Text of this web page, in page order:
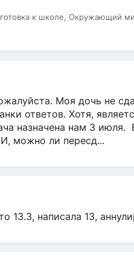
к школе, Окружающий
Моя дочь не
ответов. Хотя,
назначена нам 3 июля.
можно ли пересд...
13.3, написала 13,